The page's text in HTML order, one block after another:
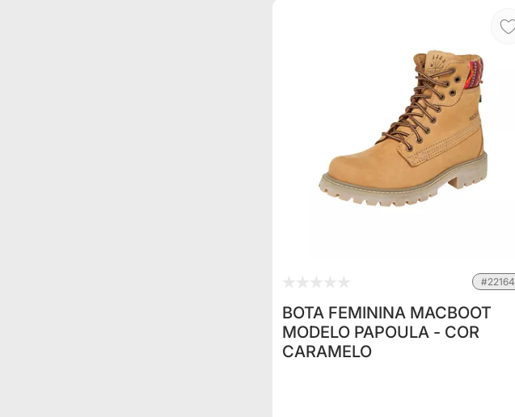
#22164
BOTA FEMININA MACBOOT
MODELO PAPOULA - COR
CARAMELO